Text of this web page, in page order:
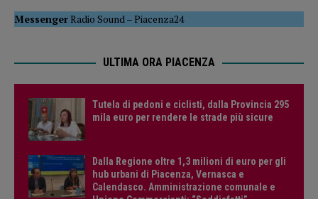
MessengerRadio Sound–Piacenza24
ULTIMA ORA PIACENZA
Tutela di pedoni e ciclisti, dalla Provincia 295
mila euro per rendere le strade più sicure
Dalla Regione oltre 1,3 milioni di euro per gli
hub urbani di Piacenza, Vernasca e
Calendasco. Amministrazione comunale e